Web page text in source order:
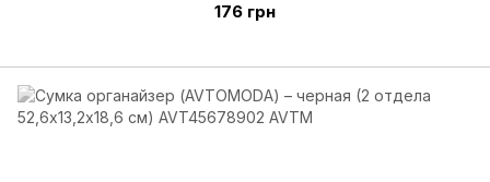
176 грн